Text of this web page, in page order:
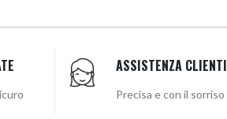
ASSISTENZA CLIENTI
Precisa e con il sorriso